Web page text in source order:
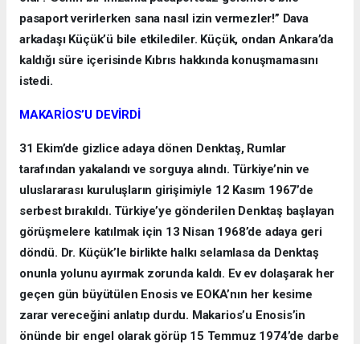
pasaport verirlerken sana nasıl izin vermezler!” Dava
arkadaşı Küçük’ü bile etkilediler. Küçük, ondan Ankara’da
kaldığı süre içerisinde Kıbrıs hakkında konuşmamasını
istedi.
MAKARİOS’U DEVİRDİ
31 Ekim’de gizlice adaya dönen Denktaş, Rumlar
tarafından yakalandı ve sorguya alındı. Türkiye’nin ve
uluslararası kuruluşların girişimiyle 12 Kasım 1967’de
serbest bırakıldı. Türkiye’ye gönderilen Denktaş başlayan
görüşmelere katılmak için 13 Nisan 1968’de adaya geri
döndü. Dr. Küçük’le birlikte halkı selamlasa da Denktaş
onunla yolunu ayırmak zorunda kaldı. Ev ev dolaşarak her
geçen gün büyütülen Enosis ve EOKA’nın her kesime
zarar vereceğini anlatıp durdu. Makarios’u Enosis’in
önünde bir engel olarak görüp 15 Temmuz 1974’de darbe